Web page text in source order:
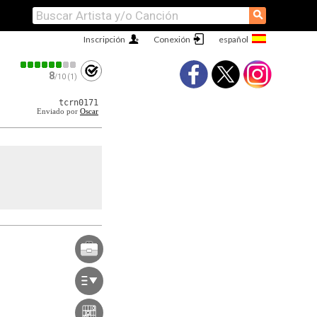
⚲
Conexión
Inscripción
8/10 (1)
tcrn0171
Enviado por Oscar